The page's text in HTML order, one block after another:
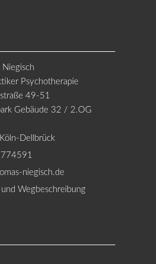
Niegisch
Psychotherapie
49-51
Gebäude 32 / 2.OG
Dellbrück
niegisch.de
Wegbeschreibung